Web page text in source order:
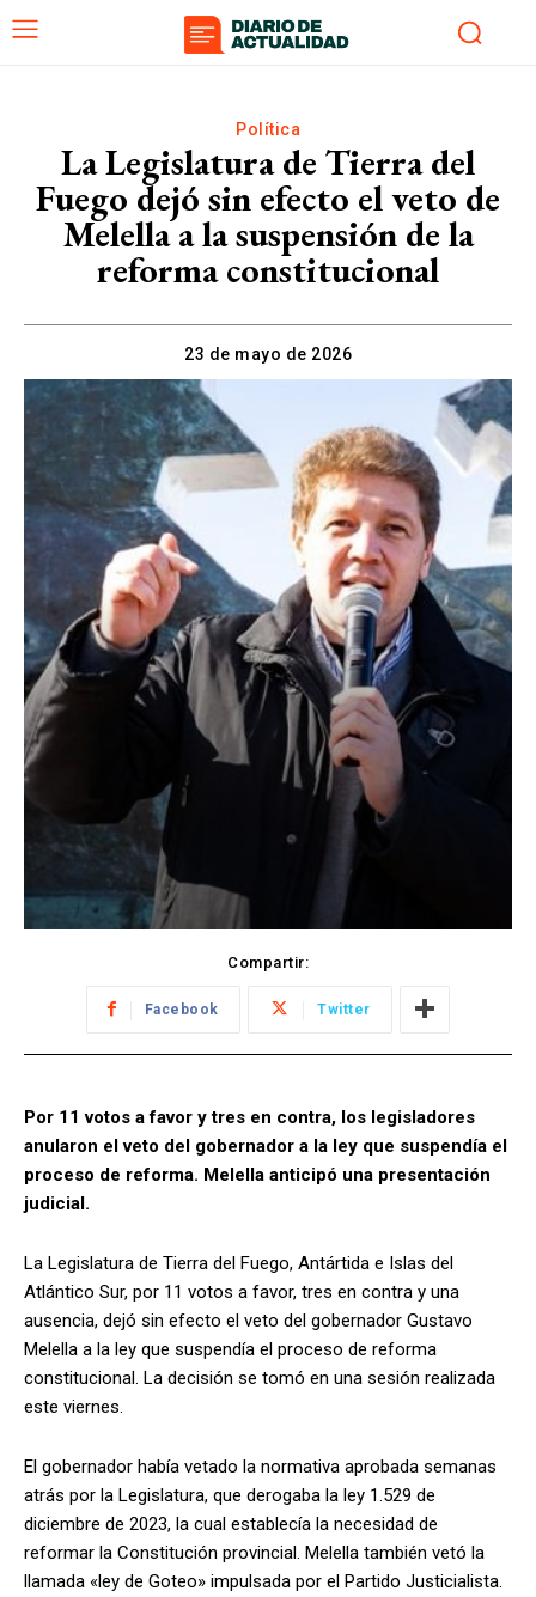
Política
La Legislatura de Tierra del
Fuego dejó sin efecto el veto de
Melella a la suspensión de la
reforma constitucional
23 de mayo de 2026
Compartir:
Facebook Twitter
Por 11 votos a favor y tres en contra, los legisladores
anularon el veto del gobernador a la ley que suspendía el
proceso de reforma. Melella anticipó una presentación
judicial.
La Legislatura de Tierra del Fuego, Antártida e Islas del
Atlántico Sur, por 11 votos a favor, tres en contra y una
ausencia, dejó sin efecto el veto del gobernador Gustavo
Melella a la ley que suspendía el proceso de reforma
constitucional. La decisión se tomó en una sesión realizada
este viernes.
El gobernador había vetado la normativa aprobada semanas
atrás por la Legislatura, que derogaba la ley 1.529 de
diciembre de 2023, la cual establecía la necesidad de
reformar la Constitución provincial. Melella también vetó la
llamada «ley de Goteo» impulsada por el Partido Justicialista.